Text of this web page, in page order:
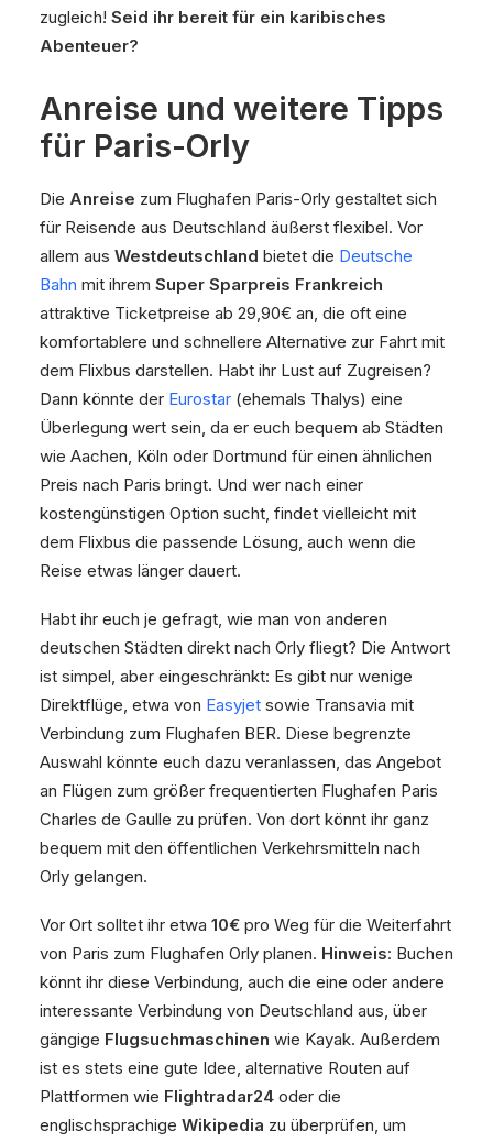
zugleich! Seid ihr bereit für ein karibisches
Abenteuer?
Anreise und weitere Tipps
für Paris-Orly
Die Anreise zum Flughafen Paris-Orly gestaltet sich
für Reisende aus Deutschland äußerst flexibel. Vor
allem aus Westdeutschland bietet die Deutsche
Bahn mit ihrem Super Sparpreis Frankreich
attraktive Ticketpreise ab 29,90€ an, die oft eine
komfortablere und schnellere Alternative zur Fahrt mit
dem Flixbus darstellen. Habt ihr Lust auf Zugreisen?
Dann könnte der Eurostar (ehemals Thalys) eine
Überlegung wert sein, da er euch bequem ab Städten
wie Aachen, Köln oder Dortmund für einen ähnlichen
Preis nach Paris bringt. Und wer nach einer
kostengünstigen Option sucht, findet vielleicht mit
dem Flixbus die passende Lösung, auch wenn die
Reise etwas länger dauert.
Habt ihr euch je gefragt, wie man von anderen
deutschen Städten direkt nach Orly fliegt? Die Antwort
ist simpel, aber eingeschränkt: Es gibt nur wenige
Direktflüge, etwa von Easyjet sowie Transavia mit
Verbindung zum Flughafen BER. Diese begrenzte
Auswahl könnte euch dazu veranlassen, das Angebot
an Flügen zum größer frequentierten Flughafen Paris
Charles de Gaulle zu prüfen. Von dort könnt ihr ganz
bequem mit den öffentlichen Verkehrsmitteln nach
Orly gelangen.
Vor Ort solltet ihr etwa 10€ pro Weg für die Weiterfahrt
von Paris zum Flughafen Orly planen. Hinweis: Buchen
könnt ihr diese Verbindung, auch die eine oder andere
interessante Verbindung von Deutschland aus, über
gängige Flugsuchmaschinen wie Kayak. Außerdem
ist es stets eine gute Idee, alternative Routen auf
Plattformen wie Flightradar24 oder die
englischsprachige Wikipedia zu überprüfen, um